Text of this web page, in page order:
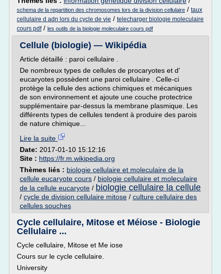
schema de la repartition des chromosomes lors de la division cellulaire / taux
cellulaire d adn lors du cycle de vie / telecharger biologie moleculaire
cours pdf/ les outils de la biologie moleculaire cours pdf
Cellule (biologie) — Wikipédia
Article détaillé : paroi cellulaire .
De nombreux types de cellules de procaryotes et d'
eucaryotes possèdent une paroi cellulaire . Celle-ci
protège la cellule des actions chimiques et mécaniques
de son environnement et ajoute une couche protectrice
supplémentaire par-dessus la membrane plasmique. Les
différents types de cellules tendent à produire des parois
de nature chimique...
Lire la suite
Date: 2017-01-10 15:12:16
Site : https://fr.m.wikipedia.org
Thèmes liés : biologie cellulaire et moleculaire de la
cellule eucaryote cours / biologie cellulaire et moleculaire
de la cellule eucaryote / biologie cellulaire la cellule
/ cycle de division cellulaire mitose / culture cellulaire des
cellules souches
Cycle cellulaire, Mitose et Méiose - Biologie
Cellulaire ...
Cycle cellulaire, Mitose et Me iose
Cours sur le cycle cellulaire.
University